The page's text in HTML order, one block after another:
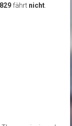
829fährt nicht.